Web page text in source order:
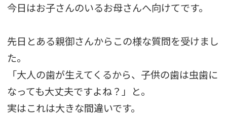
今日はお子さんのいるお母さんへ向けてです。
先日とある親御さんからこの様な質問を受けまし
た。
「大人の歯が生えてくるから、子供の歯は虫歯に
なっても大丈夫ですよね？」と。
実はこれは大きな間違いです。